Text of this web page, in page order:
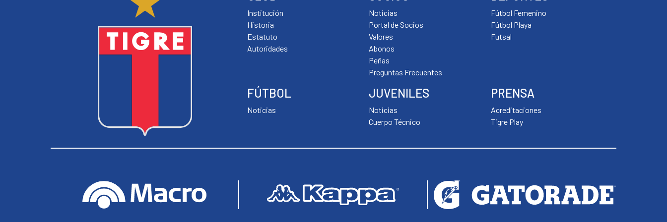
Institución
Historia
Estatuto
Autoridades
FÚTBOL
Noticias
Fútbol Femenino
Fútbol Playa
Futsal
JUVENILES
Noticias
Cuerpo Técnico
PRENSA
Acreditaciones
Tigre Play
Noticias
Portal de Socios
Valores
Abonos
Peñas
Preguntas Frecuentes